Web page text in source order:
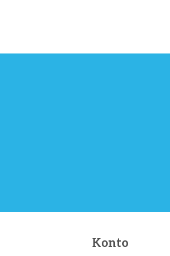
Konto